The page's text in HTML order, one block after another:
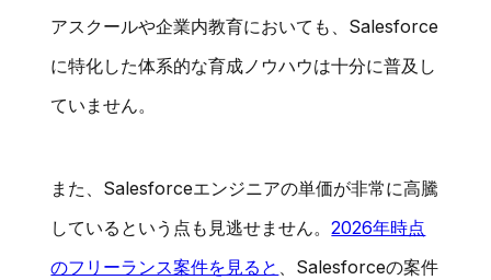
アスクールや企業内教育においても、Salesforce
に特化した体系的な育成ノウハウは十分に普及し
ていません。
また、Salesforceエンジニアの単価が非常に高騰
しているという点も見逃せません。2026年時点
のフリーランス案件を見ると 、Salesforceの案件